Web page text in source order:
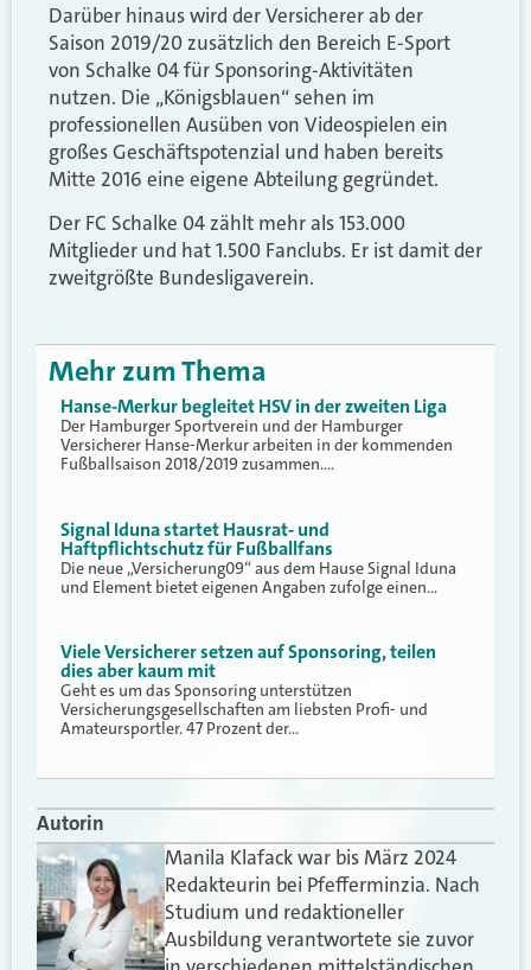
Darüber hinaus wird der Versicherer ab der
Saison 2019/20 zusätzlich den Bereich E-Sport
von Schalke 04 für Sponsoring-Aktivitäten
nutzen. Die „Königsblauen“ sehen im
professionellen Ausüben von Videospielen ein
großes Geschäftspotenzial und haben bereits
Mitte 2016 eine eigene Abteilung gegründet.
Der FC Schalke 04 zählt mehr als 153.000
Mitglieder und hat 1.500 Fanclubs. Er ist damit der
zweitgrößte Bundesligaverein.
Mehr zum Thema
Hanse-Merkur begleitet HSV in der zweiten Liga
Der Hamburger Sportverein und der Hamburger
Versicherer Hanse-Merkur arbeiten in der kommenden
Fußballsaison 2018/2019 zusammen.…
Signal Iduna startet Hausrat- und
Haftpflichtschutz für Fußballfans
Die neue „Versicherung09“ aus dem Hause Signal Iduna
und Element bietet eigenen Angaben zufolge einen…
Viele Versicherer setzen auf Sponsoring, teilen
dies aber kaum mit
Geht es um das Sponsoring unterstützen
Versicherungsgesellschaften am liebsten Profi- und
Amateursportler. 47 Prozent der…
Autorin
Manila Klafack war bis März 2024
Redakteurin bei Pfefferminzia. Nach
Studium und redaktioneller
Ausbildung verantwortete sie zuvor